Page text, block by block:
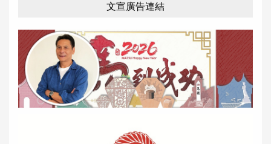
文宣廣告連結